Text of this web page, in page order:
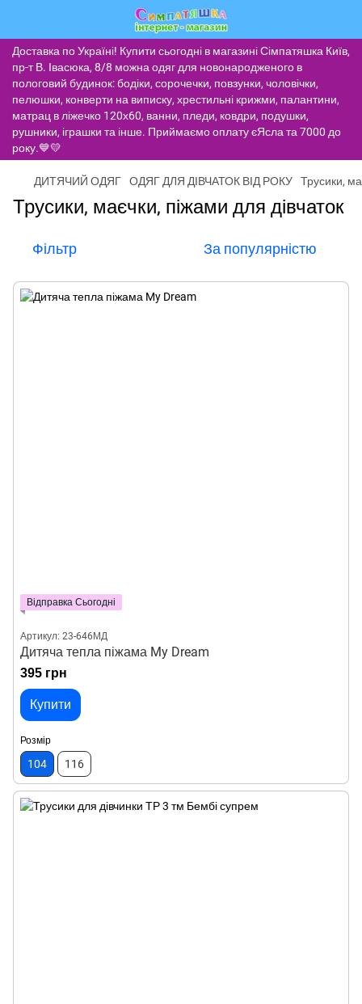
Доставка по Україні! Купити сьогодні в магазині Сімпатяшка Київ,
пр-т В. Івасюка, 8/8 можна одяг для новонародженого в
пологовий будинок: бодіки, сорочечки, повзунки, чоловічки,
пелюшки, конверти на виписку, хрестильні крижми, палантини,
матрац в ліжечко 120х60, ванни, пледи, ковдри, подушки,
рушники, іграшки та інше. Приймаємо оплату єЯсла та 7000 до
року.💙💛
ДИТЯЧИЙ ОДЯГ ОДЯГ ДЛЯ ДІВЧАТОК ВІД РОКУ Трусики,
Трусики, маєчки, піжами для дівчаток
Фільтр За популярністю
Відправка Сьогодні
Артикул: 23-646МД
Дитяча тепла піжама My Dream
395 грн
Купити
Розмір
104 116